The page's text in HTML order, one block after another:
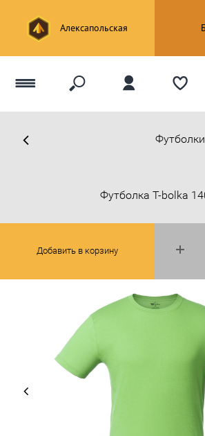
Алексапольская
Футболки
Футболка T-bolka
Добавить в корзину